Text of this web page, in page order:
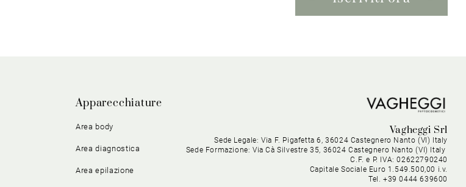
Apparecchiature
Area body
Area diagnostica
Area epilazione
Vagheggi Srl
Sede Legale: Via F. Pigafetta 6, 36024 Castegnero Nanto (VI) Italy
Sede Formazione: Via Cà Silvestre 35, 36024 Castegnero Nanto (VI) Italy
C.F. e P. IVA: 02622790240
Capitale Sociale Euro 1.549.500,00 i.v.
Tel. +39 0444 639600